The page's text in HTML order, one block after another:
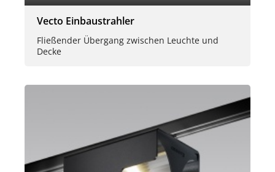
Vecto Einbaustrahler
Fließender Übergang zwischen Leuchte und
Decke